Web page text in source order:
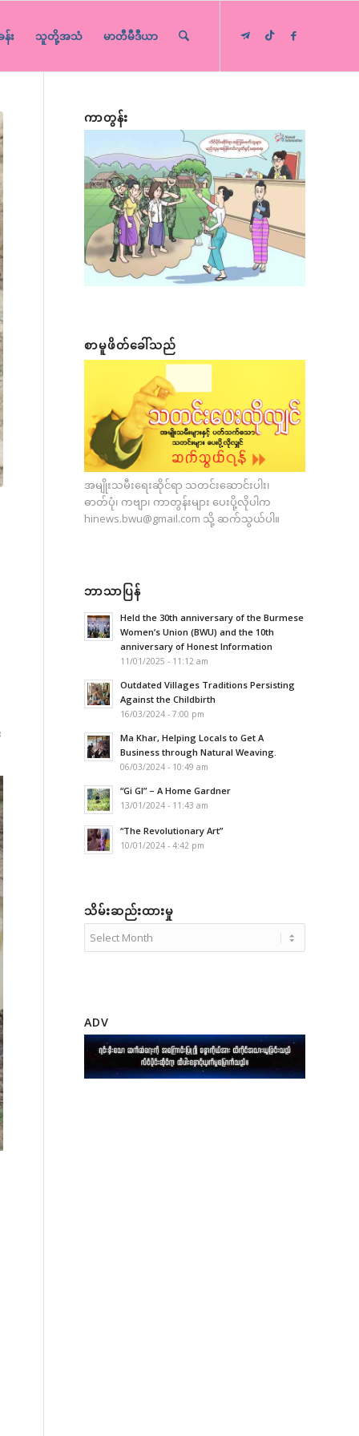
န်း သူတို့အသံ မာတီမီဒီယာ
ကာတွန်း
စာမူဖိတ်ခေါ်သည်
အမျိုးသမီးရေးဆိုင်ရာ သတင်းဆောင်းပါး၊
ဓာတ်ပုံ၊ ကဗျာ၊ ကာတွန်းများ ပေးပို့လိုပါက
hinews.bwu@gmail.com သို့ ဆက်သွယ်ပါ။
ဘာသာပြန်
Held the 30th anniversary of the Burmese
Women’s Union (BWU) and the 10th
anniversary of Honest Information
11/01/2025 - 11:12 am
Outdated Villages Traditions Persisting
Against the Childbirth
16/03/2024 - 7:00 pm
Ma Khar, Helping Locals to Get A
Business through Natural Weaving.
06/03/2024 - 10:49 am
“Gi GI” – A Home Gardner
13/01/2024 - 11:43 am
“The Revolutionary Art”
10/01/2024 - 4:42 pm
သိမ်းဆည်းထားမှု
ADV